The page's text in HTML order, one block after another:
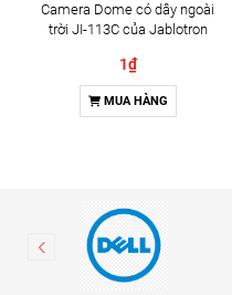
Camera Dome có dây ngoài
trời JI-113C của Jablotron
1₫
MUA HÀNG